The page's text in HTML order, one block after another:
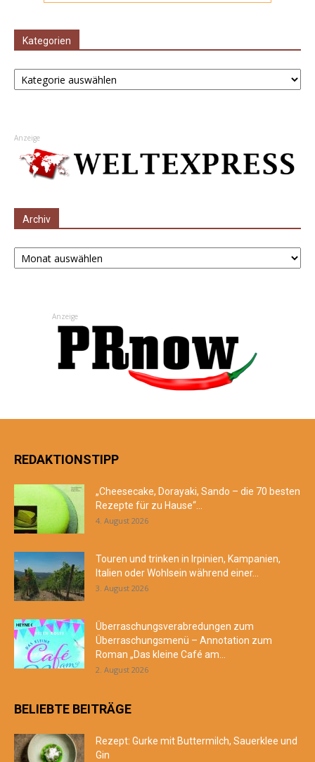
Kategorien
Kategorien
Anzeige
Archiv
Archiv
Anzeige
REDAKTIONSTIPP
„Cheesecake, Dorayaki, Sando – die 70 besten
Rezepte für zu Hause“...
4. August 2026
Touren und trinken in Irpinien, Kampanien,
Italien oder Wohlsein während einer...
3. August 2026
Überraschungsverabredungen zum
Überraschungsmenü – Annotation zum
Roman „Das kleine Café am...
2. August 2026
BELIEBTE BEITRÄGE
Rezept: Gurke mit Buttermilch, Sauerklee und
Gin